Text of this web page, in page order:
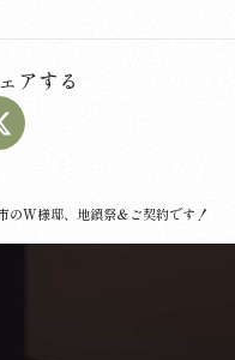
アする
のW様邸、地鎮祭＆ご契約です！